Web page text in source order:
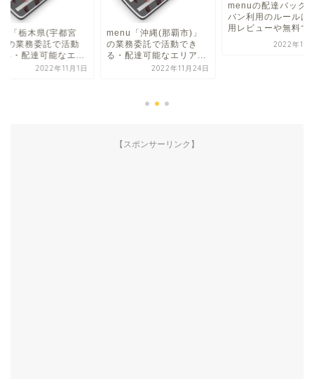
...
menu「沖縄(那覇市)」
の業務委託で活動でき
る・配達可能なエリア...
2022年11月24日
menuの配達バック・カ
バン利用のルールは？使
用レビューや無料でゲ...
menu
市)」の
【スポンサーリンク】